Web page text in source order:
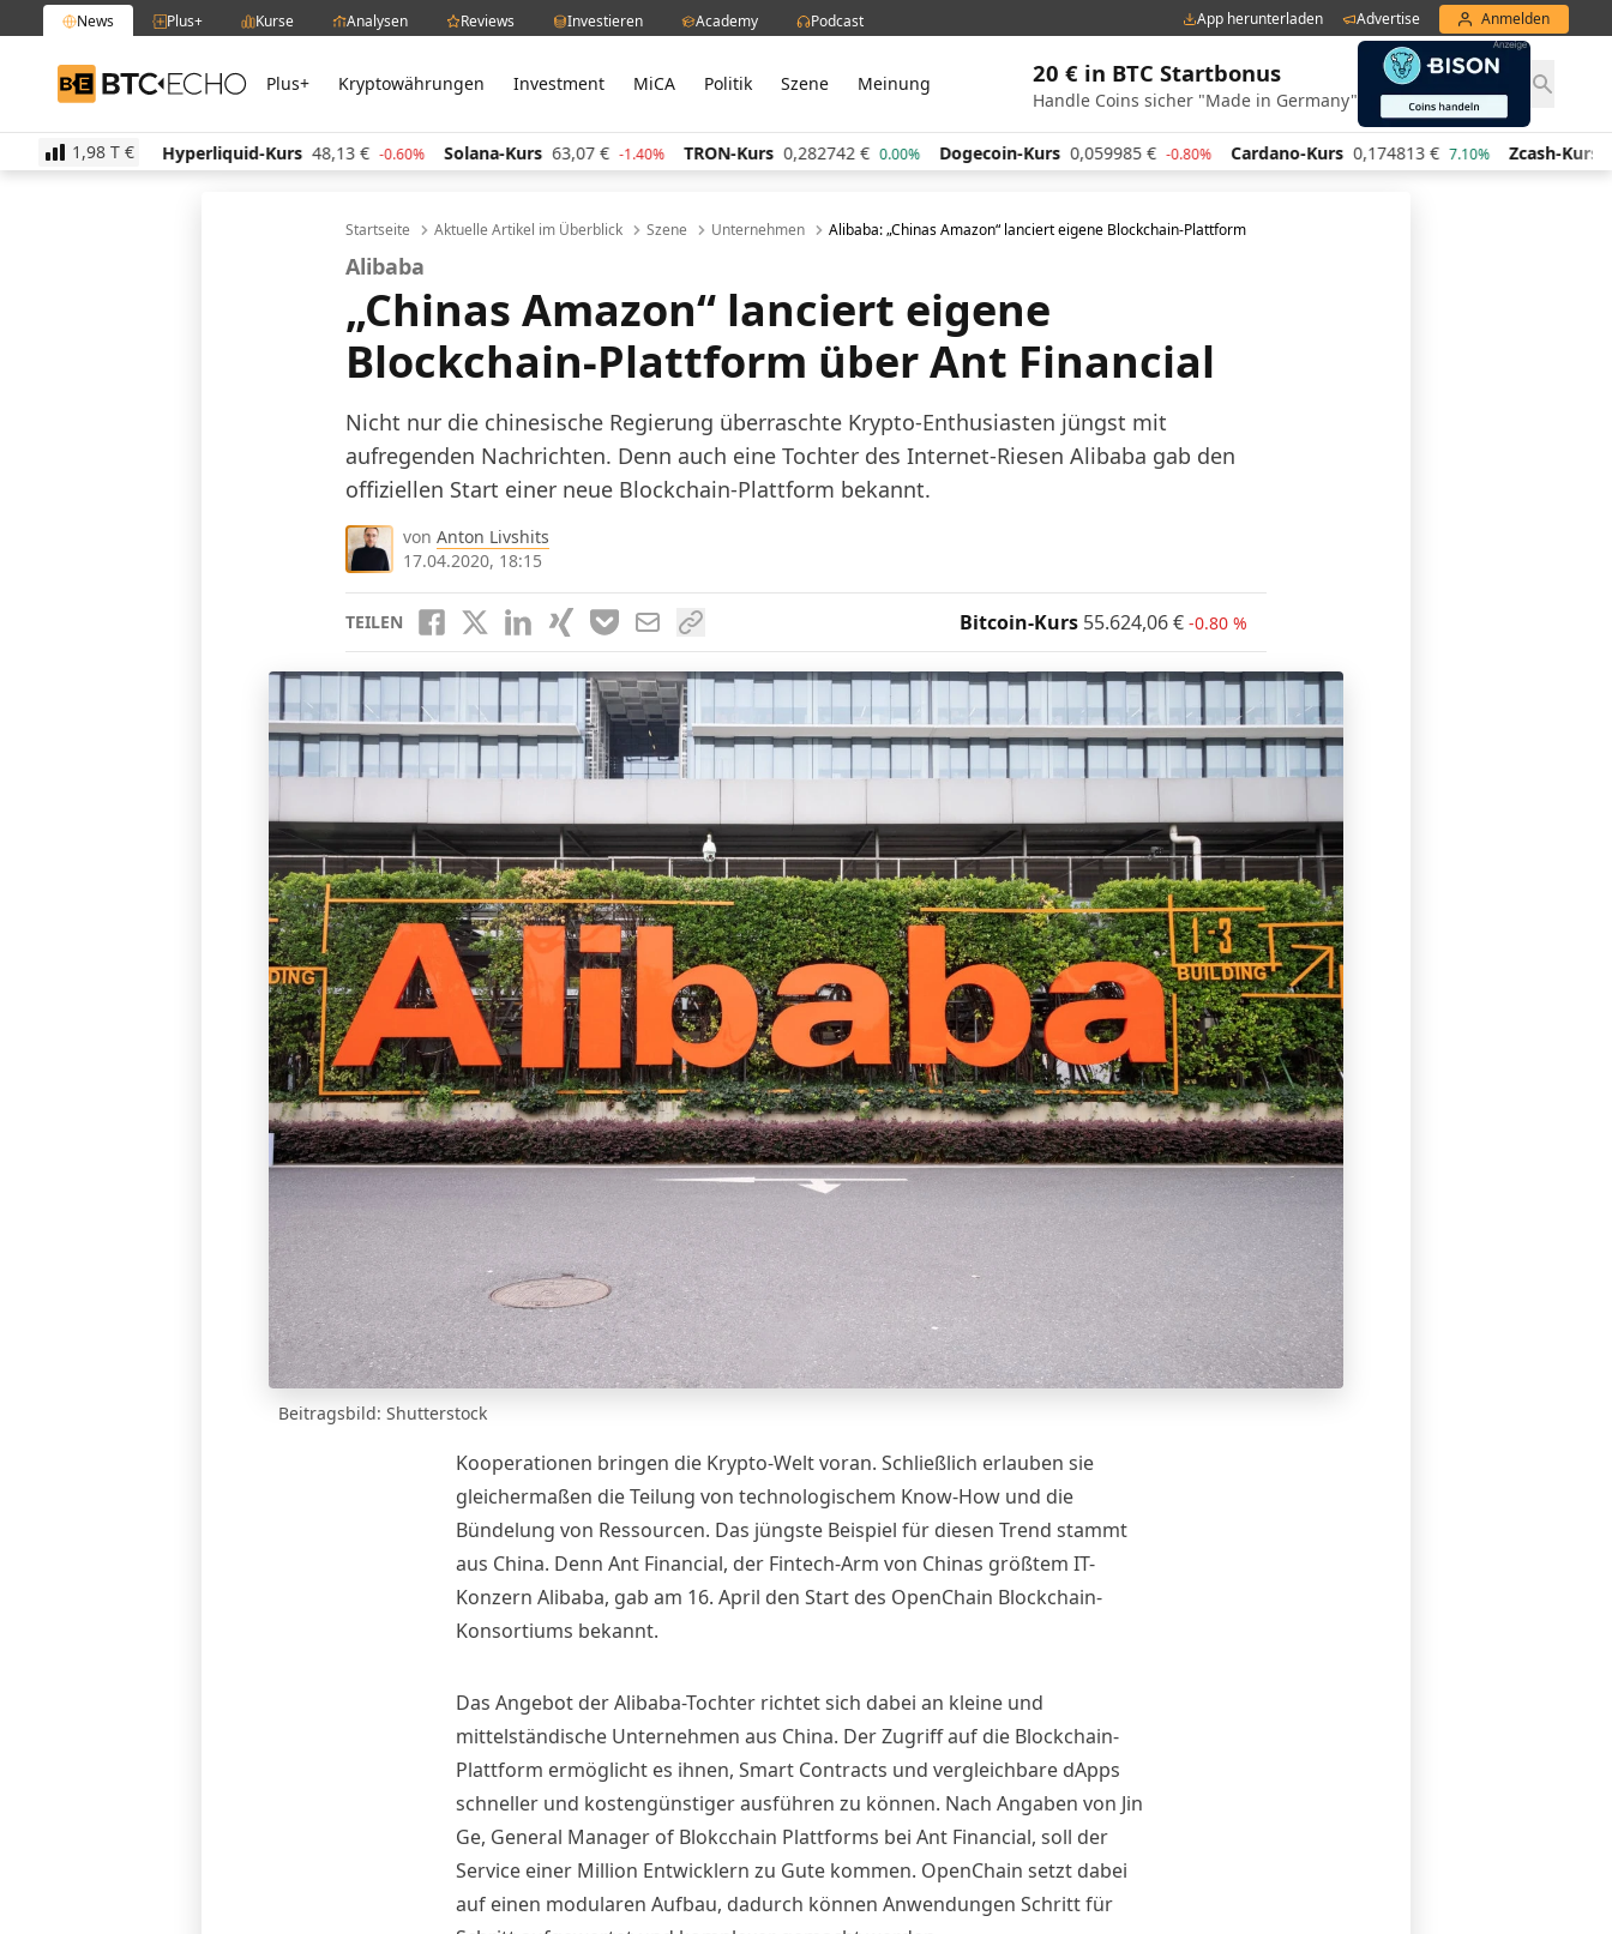
News Plus+ Kurse Analysen Reviews Investieren Academy Podcast App herunterladen Advertise Anmelden
BTC-ECHO Plus+ Kryptowährungen Investment MiCA Politik Szene Meinung 20 € in BTC Startbonus
Handle Coins sicher "Made in Germany"
1,98 T €
Hyperliquid-Kurs 48,13 € -0.60% Solana-Kurs 63,07 € -1.40% TRON-Kurs 0,282742 € 0.00% Dogecoin-Kurs 0,059985 € -0.80% Cardano-Kurs 0,174813 € 7.10% Zcash-Kurs 435,91 € -
Startseite Aktuelle Artikel im Überblick Szene Unternehmen Alibaba: „Chinas Amazon“ lanciert eigene Blockchain-Plattform
Alibaba
„Chinas Amazon“ lanciert eigene
Blockchain-Plattform über Ant Financial
Nicht nur die chinesische Regierung überraschte Krypto-Enthusiasten jüngst mit
aufregenden Nachrichten. Denn auch eine Tochter des Internet-Riesen Alibaba gab den
offiziellen Start einer neue Blockchain-Plattform bekannt.
von Anton Livshits
17.04.2020, 18:15
TEILEN Bitcoin-Kurs 55.624,06€ -0.80 %
Beitragsbild: Shutterstock
Kooperationen bringen die Krypto-Welt voran. Schließlich erlauben sie
gleichermaßen die Teilung von technologischem Know-How und die
Bündelung von Ressourcen. Das jüngste Beispiel für diesen Trend stammt
aus China. Denn Ant Financial, der Fintech-Arm von Chinas größtem IT-
Konzern Alibaba, gab am 16. April den Startdes OpenChain Blockchain-
Konsortiums bekannt.
Das Angebot der Alibaba-Tochter richtet sich dabei an kleine und
mittelständische Unternehmen aus China. Der Zugriff auf die Blockchain-
Plattform ermöglicht es ihnen, Smart Contracts und vergleichbare dApps
schneller und kostengünstiger ausführen zu können. Nach Angaben von Jin
Ge, General Manager of Blokcchain Plattforms bei Ant Financial, soll der
Service einer Million Entwicklern zu Gute kommen. OpenChain setzt dabei
auf einen modularen Aufbau, dadurch können Anwendungen Schritt für